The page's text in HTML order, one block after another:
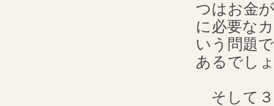
つはお金
に必要な
いう問題
あるでし
そして３